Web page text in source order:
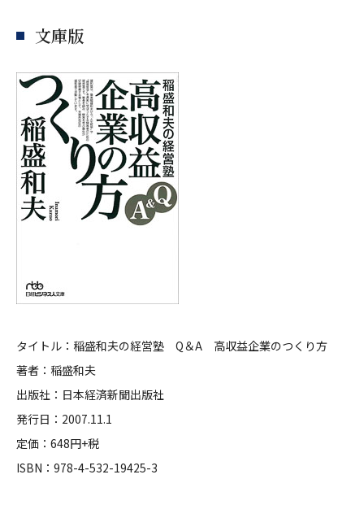
文庫版
タイトル：稲盛和夫の経営塾 Q＆A 高収益企業のつくり方
著者：稲盛和夫
出版社：日本経済新聞出版社
発行日：2007.11.1
定価：648円+税
ISBN：978-4-532-19425-3